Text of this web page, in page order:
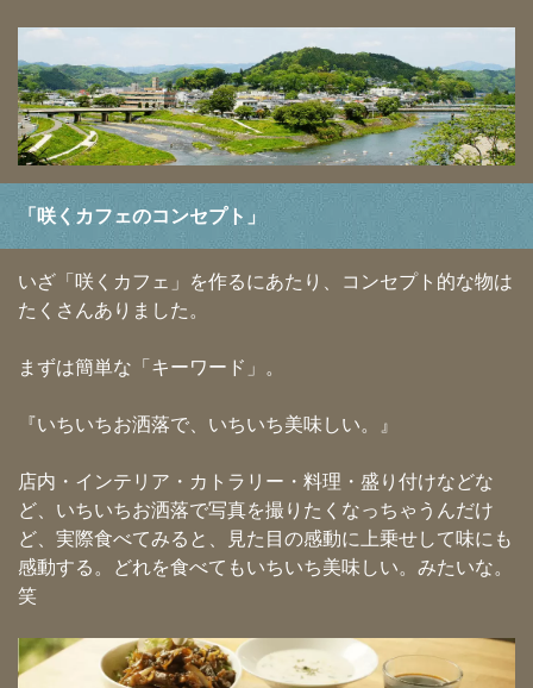
「咲くカフェのコンセプト」
いざ「咲くカフェ」を作るにあたり、コンセプト的な物は
たくさんありました。
まずは簡単な「キーワード」。
『いちいちお洒落で、いちいち美味しい。』
店内・インテリア・カトラリー・料理・盛り付けなどな
ど、いちいちお洒落で写真を撮りたくなっちゃうんだけ
ど、実際食べてみると、見た目の感動に上乗せして味にも
感動する。どれを食べてもいちいち美味しい。みたいな。
笑